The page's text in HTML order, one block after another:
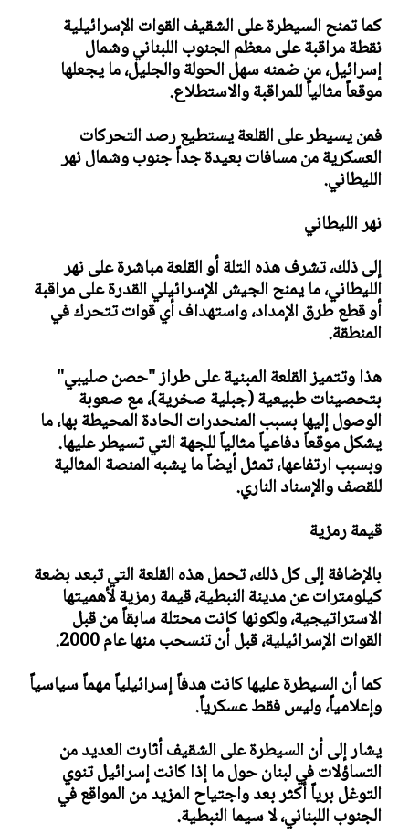
كما تمنح السيطرة على الشقيف القوات الإسرائيلية
نقطة مراقبة على معظم الجنوب اللبناني وشمال
إسرائيل، من ضمنه سهل الحولة والجليل، ما يجعلها
موقعاً مثالياً للمراقبة والاستطلاع.
فمن يسيطر على القلعة يستطيع رصد التحركات
العسكرية من مسافات بعيدة جداً جنوب وشمال نهر
الليطاني.
نهر الليطاني
إلى ذلك، تشرف هذه التلة أو القلعة مباشرة على نهر
الليطاني، ما يمنح الجيش الإسرائيلي القدرة على مراقبة
أو قطع طرق الإمداد، واستهداف أي قوات تتحرك في
المنطقة.
هذا وتتميز القلعة المبنية على طراز "حصن صليبي"
بتحصينات طبيعية (جبلية صخرية)، مع صعوبة
الوصول إليها بسبب المنحدرات الحادة المحيطة بها، ما
يشكل موقعاً دفاعياً مثالياً للجهة التي تسيطر عليها.
وبسبب ارتفاعها، تمثل أيضاً ما يشبه المنصة المثالية
للقصف والإسناد الناري.
قيمة رمزية
بالإضافة إلى كل ذلك، تحمل هذه القلعة التي تبعد بضعة
كيلومترات عن مدينة النبطية، قيمة رمزية لأهميتها
الاستراتيجية، ولكونها كانت محتلة سابقاً من قبل
القوات الإسرائيلية، قبل أن تنسحب منها عام 2000.
كما أن السيطرة عليها كانت هدفاً إسرائيلياً مهماً سياسياً
وإعلامياً، وليس فقط عسكرياً.
يشار إلى أن السيطرة على الشقيف أثارت العديد من
التساؤلات في لبنان حول ما إذا كانت إسرائيل تنوي
التوغل برياً أكثر بعد واجتياح المزيد من المواقع في
الجنوب اللبناني، لا سيما النبطية.